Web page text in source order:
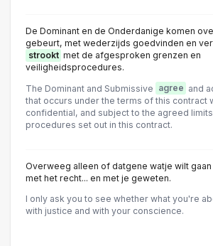
De Dominant en de Onderdanige komen
gebeurt, met wederzijds goedvinden en
strookt met de afgesproken grenzen en
veiligheidsprocedures.
The Dominant and Submissive agree and
that occurs under the terms of this contract
confidential, and subject to the agreed
procedures set out in this contract.
Overweeg alleen of datgene watje wilt gaan
met het recht... en met je geweten.
I only ask you to see whether what you're
with justice and with your conscience.